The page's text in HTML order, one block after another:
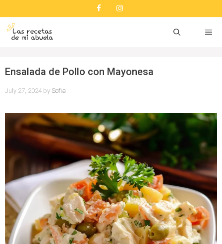
to
content
Ensalada de Pollo con Mayonesa
July 27, 2024 by Sofia